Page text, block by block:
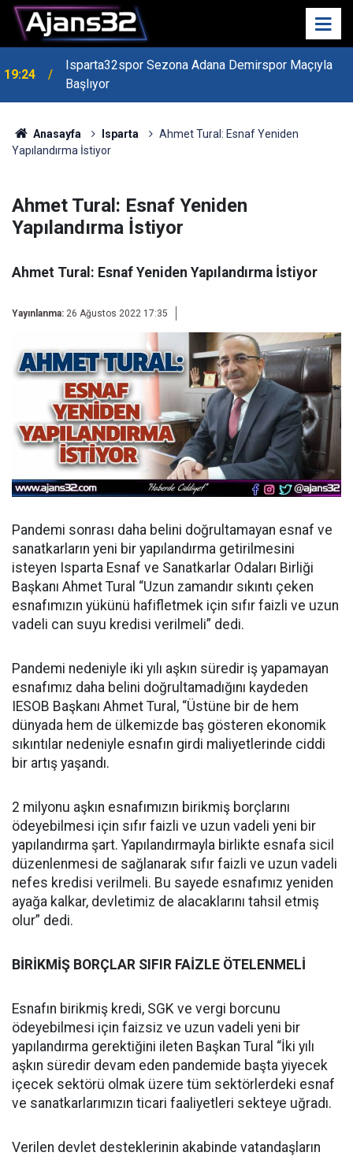
19:24
Isparta32spor Sezona Adana Demirspor Maçıyla
Başlıyor
19:22
Isparta Kredi Batağında
Anasayfa Isparta
Ahmet Tural: Esnaf Yeniden
Yapılandırma İstiyor
Ahmet Tural: Esnaf Yeniden
Yapılandırma İstiyor
Ahmet Tural: Esnaf Yeniden Yapılandırma İstiyor
Yayınlanma: 26 Ağustos 2022 17:35
Pandemi sonrası daha belini doğrultamayan esnaf ve
sanatkarların yeni bir yapılandırma getirilmesini
isteyen Isparta Esnaf ve Sanatkarlar Odaları Birliği
Başkanı Ahmet Tural “Uzun zamandır sıkıntı çeken
esnafımızın yükünü hafifletmek için sıfır faizli ve uzun
vadeli can suyu kredisi verilmeli” dedi.
Pandemi nedeniyle iki yılı aşkın süredir iş yapamayan
esnafımız daha belini doğrultamadığını kaydeden
IESOB Başkanı Ahmet Tural, “Üstüne bir de hem
dünyada hem de ülkemizde baş gösteren ekonomik
sıkıntılar nedeniyle esnafın girdi maliyetlerinde ciddi
bir artış yaşandı.
2 milyonu aşkın esnafımızın birikmiş borçlarını
ödeyebilmesi için sıfır faizli ve uzun vadeli yeni bir
yapılandırma şart. Yapılandırmayla birlikte esnafa sicil
düzenlenmesi de sağlanarak sıfır faizli ve uzun vadeli
nefes kredisi verilmeli. Bu sayede esnafımız yeniden
ayağa kalkar, devletimiz de alacaklarını tahsil etmiş
olur” dedi.
BİRİKMİŞ BORÇLAR SIFIR FAİZLE ÖTELENMELİ
Esnafın birikmiş kredi, SGK ve vergi borcunu
ödeyebilmesi için faizsiz ve uzun vadeli yeni bir
yapılandırma gerektiğini ileten Başkan Tural “İki yılı
aşkın süredir devam eden pandemide başta yiyecek
içecek sektörü olmak üzere tüm sektörlerdeki esnaf
ve sanatkarlarımızın ticari faaliyetleri sekteye uğradı.
Verilen devlet desteklerinin akabinde vatandaşların